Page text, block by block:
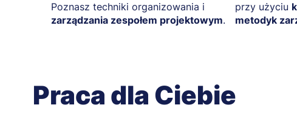
Poznasz techniki organizowania i
zarządzania zespołem projektowym.
przy użyciu
metodyk
Praca dla Ciebie